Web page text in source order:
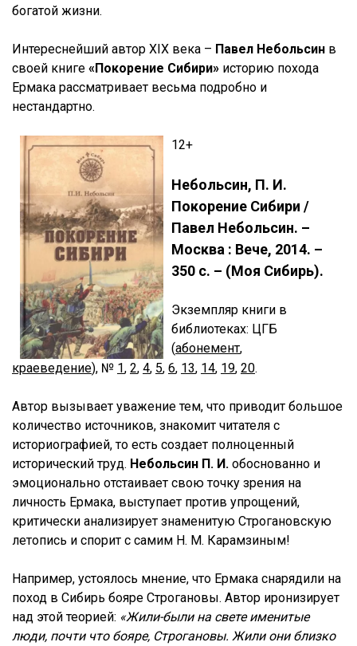
богатой жизни.
Интереснейший автор XIX века – Павел Небольсин в
своей книге «Покорение Сибири» историю похода
Ермака рассматривает весьма подробно и
нестандартно.
12+
Небольсин, П. И.
Покорение Сибири /
Павел Небольсин. –
Москва : Вече, 2014. –
350 с. – (Моя Сибирь).
Экземпляр книги в
библиотеках: ЦГБ
(абонемент,
краеведение), № 1, 2, 4, 5, 6, 13, 14, 19, 20.
Автор вызывает уважение тем, что приводит большое
количество источников, знакомит читателя с
историографией, то есть создает полноценный
исторический труд. Небольсин П. И. обоснованно и
эмоционально отстаивает свою точку зрения на
личность Ермака, выступает против упрощений,
критически анализирует знаменитую Строгановскую
летопись и спорит с самим Н. М. Карамзиным!
Например, устоялось мнение, что Ермака снарядили на
поход в Сибирь бояре Строгановы. Автор иронизирует
над этой теорией: «Жили-были на свете именитые
люди, почти что бояре, Строгановы. Жили они близко